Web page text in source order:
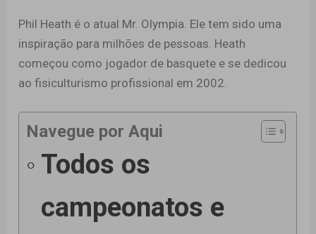
Phil Heath é o atual Mr. Olympia. Ele tem sido uma
inspiração para milhões de pessoas. Heath
começou como jogador de basquete e se dedicou
ao fisiculturismo profissional em 2002.
Navegue por Aqui
Todos os
campeonatos e